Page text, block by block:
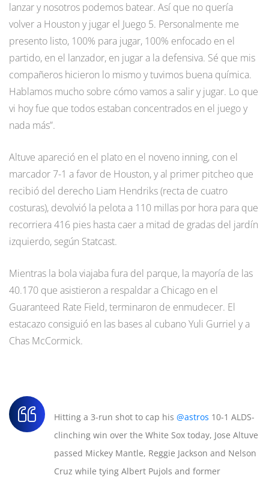
lanzar y nosotros podemos batear. Así que no quería
volver a Houston y jugar el Juego 5. Personalmente me
presento listo, 100% para jugar, 100% enfocado en el
partido, en el lanzador, en jugar a la defensiva. Sé que mis
compañeros hicieron lo mismo y tuvimos buena química.
Hablamos mucho sobre cómo vamos a salir y jugar. Lo que
vi hoy fue que todos estaban concentrados en el juego y
nada más”.
Altuve apareció en el plato en el noveno inning, con el
marcador 7-1 a favor de Houston, y al primer pitcheo que
recibió del derecho Liam Hendriks (recta de cuatro
costuras), devolvió la pelota a 110 millas por hora para que
recorriera 416 pies hasta caer a mitad de gradas del jardín
izquierdo, según Statcast.
Mientras la bola viajaba fura del parque, la mayoría de las
40.170 que asistieron a respaldar a Chicago en el
Guaranteed Rate Field, terminaron de enmudecer. El
estacazo consiguió en las bases al cubano Yuli Gurriel y a
Chas McCormick.
Hitting a 3-run shot to cap his @astros 10-1 ALDS-
clinching win over the White Sox today, Jose Altuve
passed Mickey Mantle, Reggie Jackson and Nelson
Cruz while tying Albert Pujols and former